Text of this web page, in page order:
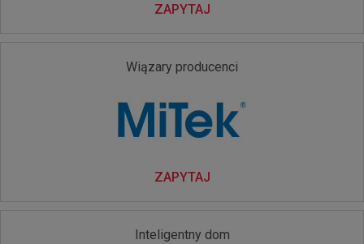
ZAPYTAJ
Wiązary producenci
ZAPYTAJ
Inteligentny dom